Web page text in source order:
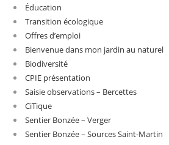
Éducation
Transition écologique
Offres d’emploi
Bienvenue dans mon jardin au naturel
Biodiversité
CPIE présentation
Saisie observations – Bercettes
CiTique
Sentier Bonzée – Verger
Sentier Bonzée – Sources Saint-Martin